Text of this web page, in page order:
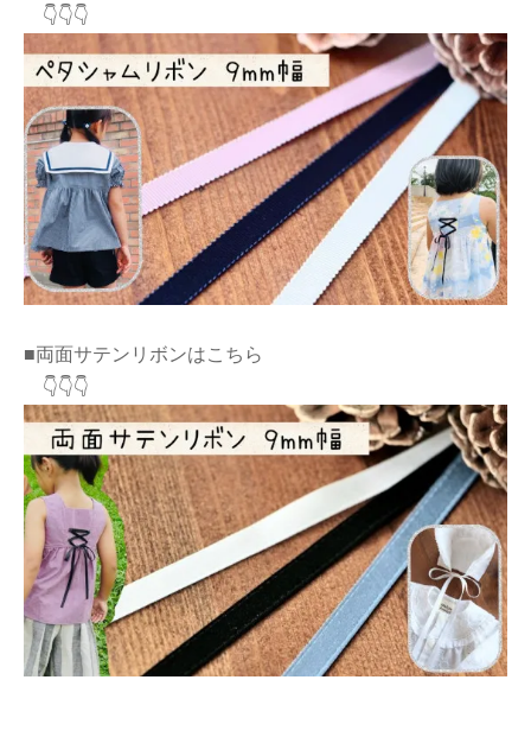
👇👇👇
■両面サテンリボンはこちら
👇👇👇